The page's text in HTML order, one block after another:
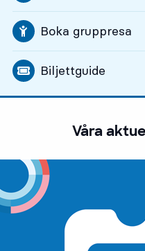
Boka gruppresa
, Öppnas i ny flik
Biljettguide
Våra